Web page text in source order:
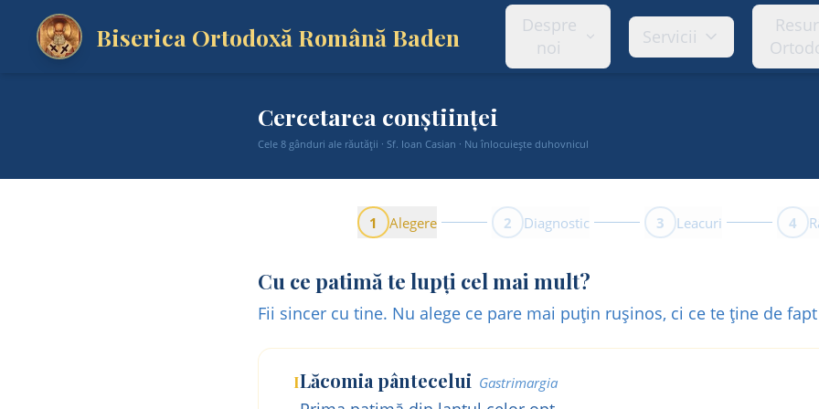
Biserica Ortodoxă Română Baden
Despre
noi
Servicii
Cercetarea conștiinței
Cele 8 gânduri ale răutății · Sf. Ioan Casian · Nu înlocuiește duhovnicul
1 Alegere 2 Diagnostic 3 Leacuri 4
Cu ce patimă te lupți cel mai mult?
Fii sincer cu tine. Nu alege ce pare mai puțin rușinos, ci ce te ține de
ILăcomia pântecelui Gastrimargia